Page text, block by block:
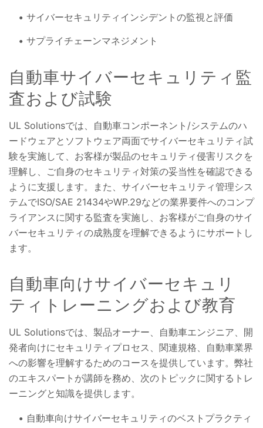
サイバーセキュリティインシデントの監視と評価
サプライチェーンマネジメント
自動車サイバーセキュリティ監
査および試験
UL Solutionsでは、自動車コンポーネント/システムのハ
ードウェアとソフトウェア両面でサイバーセキュリティ試
験を実施して、お客様が製品のセキュリティ侵害リスクを
理解し、ご自身のセキュリティ対策の妥当性を確認できる
ように支援します。また、サイバーセキュリティ管理シス
テムでISO/SAE 21434やWP.29などの業界要件へのコンプ
ライアンスに関する監査を実施し、お客様がご自身のサイ
バーセキュリティの成熟度を理解できるようにサポートし
ます。
自動車向けサイバーセキュリ
ティトレーニングおよび教育
UL Solutionsでは、製品オーナー、自動車エンジニア、開
発者向けにセキュリティプロセス、関連規格、自動車業界
への影響を理解するためのコースを提供しています。弊社
のエキスパートが講師を務め、次のトピックに関するトレ
ーニングと知識を提供します。
自動車向けサイバーセキュリティのベストプラクティ